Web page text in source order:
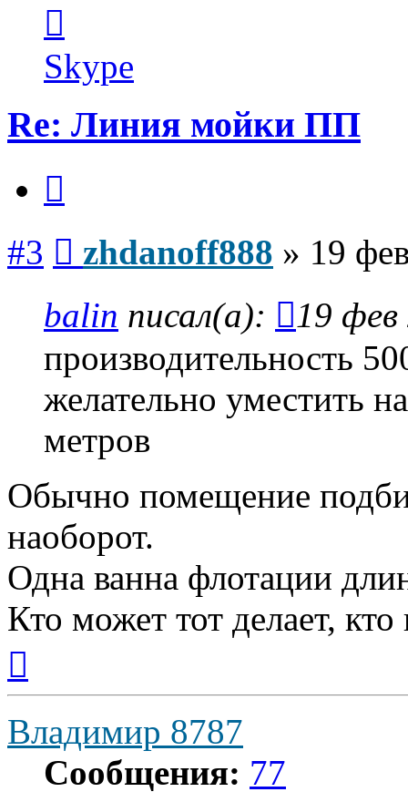
пользователя
zhdanoff888
Skype
Re: Линия мойки ПП
#3 zhdanoff888 » 19
balin писал(а):
19
производительность
желательно уместить
метров
Обычно помещение
наоборот.
Одна ванна флотации
Кто может тот делает,
началу
Владимир 8787
Сообщения: 77